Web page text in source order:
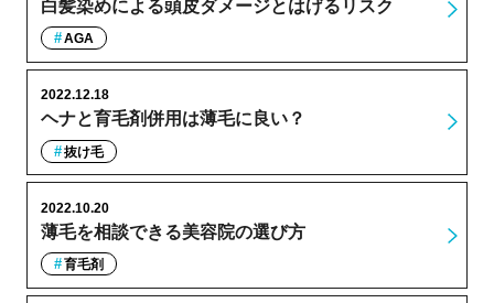
白髪染めによる頭皮ダメージとはげるリスク
AGA
ヘナと育毛剤併用は薄毛に良い？
2022.12.18
抜け毛
薄毛を相談できる美容院の選び方
2022.10.20
育毛剤